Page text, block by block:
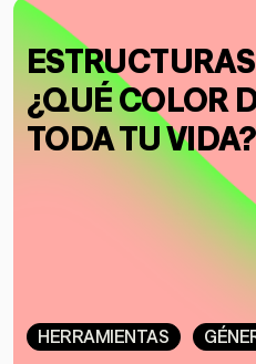
¿QUÉ COLOR
TODA TU VIDA?
HERRAMIENTAS